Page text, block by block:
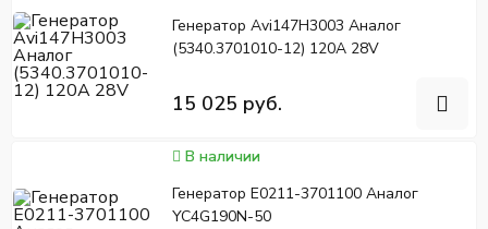
Генератор Avi147H3003 Аналог
(5340.3701010-12) 120A 28V
15 025 руб.
В наличии
Генератор E0211-3701100 Аналог
YC4G190N-50